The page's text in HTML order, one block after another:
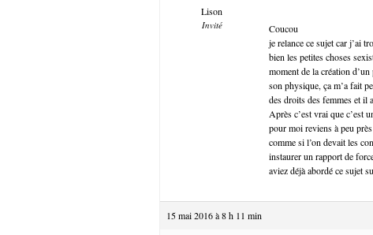
Lison
Invité
Coucou
je relance ce sujet car j’ai
bien les petites choses
moment de la création
son physique, ça m’a fait
des droits des femmes et il
Après c’est vrai que c’est
pour moi reviens à peu
comme si l’on devait les
instaurer un rapport de
aviez déjà abordé ce sujet
15 mai 2016 à 8 h 11 min